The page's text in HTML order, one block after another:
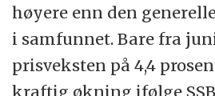
høyere enn den
i samfunnet. Bare fra
prisveksten på 4,4
kraftig økning ifølge